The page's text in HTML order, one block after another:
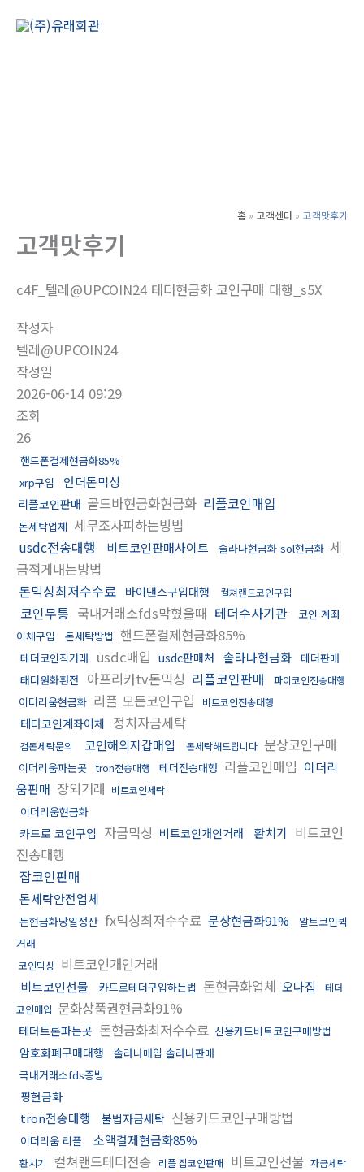
홈 고객센터 고객맛후기
고객맛후기
c4F_텔레@UPCOIN24 테더현금화 코인구매 대행_s5X
작성자
텔레@UPCOIN24
작성일
2026-06-14 09:29
조회
26
핸드폰결제현금화85%
xrp구입
언더돈믹싱
리플코인판매 골드바현금화현금화 리플코인매입
돈세탁업체 세무조사피하는방법
usdc전송대행
비트코인판매사이트 솔라나현금화 sol현금화 세
금적게내는방법
돈믹싱최저수수료 바이낸스구입대행 컬쳐랜드코인구입
코인무통 국내거래소fds막혔을때 테더수사기관
코인 계좌
이체구입
돈세탁방법 핸드폰결제현금화85%
테더코인직거래 usdc매입 usdc판매처 솔라나현금화 테더판매
태더원화환전
아프리카tv돈믹싱 리플코인판매 파이코인전송대행
이더리움현금화 리플 모든코인구입 비트코인전송대행
테더코인계좌이체 정치자금세탁
검돈세탁문의 코인해외지갑매입 돈세탁해드립니다 문상코인구매
이더리움파는곳 tron전송대행 테더전송대행 리플코인매입 이더리
움판매 장외거래 비트코인세탁
이더리움현금화
카드로 코인구입 자금믹싱 비트코인개인거래 환치기 비트코인
전송대행
잡코인판매
돈세탁안전업체
돈현금화당일정산 fx믹싱최저수수료 문상현금화91%
알트코인퀵
거래
코인믹싱 비트코인개인거래
비트코인선물 카드로테더구입하는법 돈현금화업체 오다집
테더
코인매입 문화상품권현금화91%
테더트론파는곳 돈현금화최저수수료 신용카드비트코인구매방법
암호화폐구매대행
솔라나매입 솔라나판매
국내거래소fds증빙
핑현금화
tron전송대행 불법자금세탁 신용카드코인구매방법
이더리움 리플 소액결제현금화85%
환치기 컬쳐랜드테더전송 리플 잡코인판매 비트코인선물 자금세탁